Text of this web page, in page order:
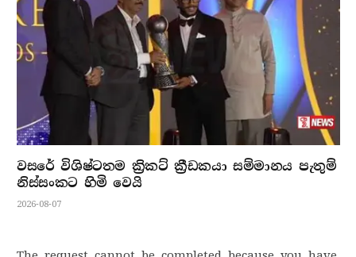
වසරේ විශිෂ්ටතම ක්‍රිකට් ක්‍රීඩකයා සම්මානය පැතුම්
නිස්සංකට හිමි වෙයි
2026-08-07